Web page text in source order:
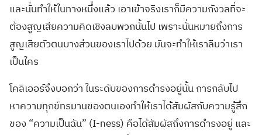
และนั่นทำให้ในทางหนึ่งแล้ว เอาเข้าจริงเราก็มีความกังวลที่จะ
ต้องสูญเสียความคิดเชิงลบพวกนั้นไป เพราะนั่นหมายถึงการ
สูญเสียตัวตนบางส่วนของเราไปด้วย มันจะทำให้เราลืมว่าเรา
เป็นใคร
โคลิเออร์จึงบอกว่า ในระดับของการดำรงอยู่นั้น การกลับไป
หาความทุกข์ทรมานของตนเองทำให้เราได้สัมผัสกับความรู้สึก
ของ“ความเป็นฉัน” (I-ness) คือได้สัมผัสถึงการดำรงอยู่ และ